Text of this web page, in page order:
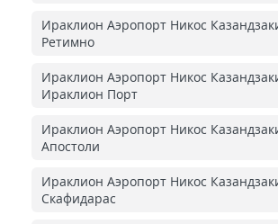
Ираклион Аэропорт Никос
Ретимно
Ираклион Аэропорт Никос
Ираклион Порт
Ираклион Аэропорт Никос
Апостоли
Ираклион Аэропорт Никос
Скафидарас